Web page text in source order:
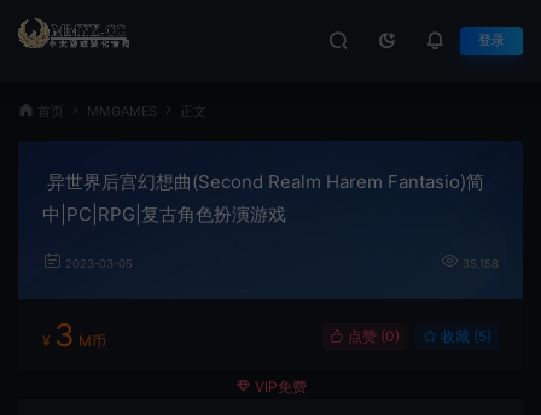
登录
首页 MMGAMES 正文
异世界后宫幻想曲(Second Realm Harem Fantasio)简
中|PC|RPG|复古角色扮演游戏
2023-03-05 35,158
¥ 3 M币 点赞 (0) 收藏 (5)
VIP免费